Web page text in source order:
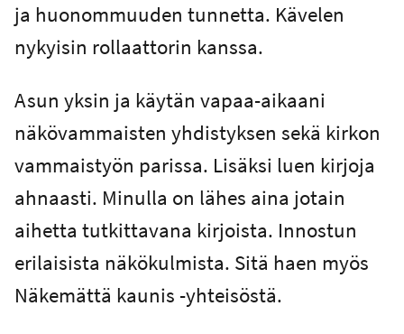
ja huonommuuden tunnetta. Kävelen
nykyisin rollaattorin kanssa.
Asun yksin ja käytän vapaa-aikaani
näkövammaisten yhdistyksen sekä kirkon
vammaistyön parissa. Lisäksi luen kirjoja
ahnaasti. Minulla on lähes aina jotain
aihetta tutkittavana kirjoista. Innostun
erilaisista näkökulmista. Sitä haen myös
Näkemättä kaunis -yhteisöstä.